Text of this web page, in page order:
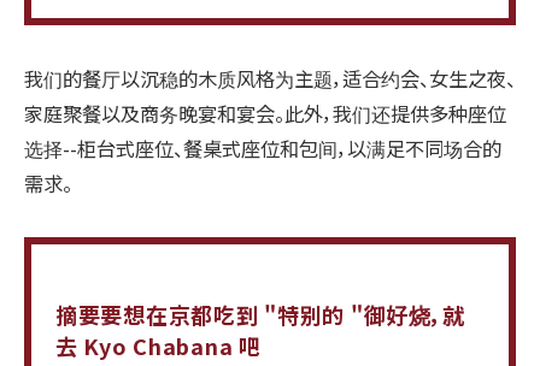
我们的餐厅以沉稳的木质风格为主题，适合约会、女生之夜、
家庭聚餐以及商务晚宴和宴会。此外，我们还提供多种座位
选择--柜台式座位、餐桌式座位和包间，以满足不同场合的
需求。
摘要要想在京都吃到 "特别的 "御好烧，就
去 Kyo Chabana 吧